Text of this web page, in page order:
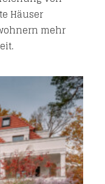
Häuser
mehr